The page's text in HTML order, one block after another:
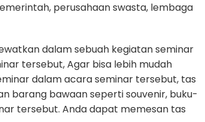
perusahaan swasta, lembaga
dalam sebuah kegiatan seminar
tersebut, Agar bisa lebih mudah
dalam acara seminar tersebut, tas
barang bawaan seperti souvenir, buku-
tersebut. Anda dapat memesan tas